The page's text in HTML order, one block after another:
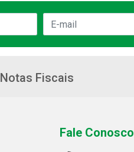
Notas Fiscais
Fale Conosco